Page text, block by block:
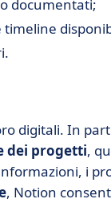
documentati;
digitali. In
dei progetti,
i
, Notion